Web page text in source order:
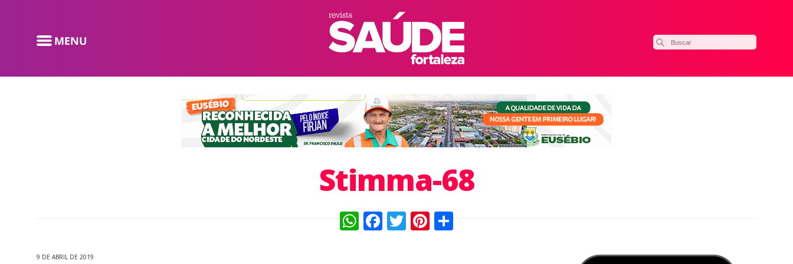
Stimma-68
WhatsApp
Facebook
TwitterPinterest
9 DE ABRIL DE 2019